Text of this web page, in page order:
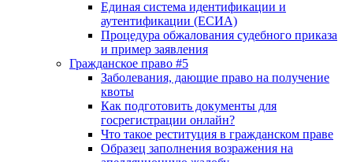
Единая система идентификации и
аутентификации (ЕСИА)
Процедура обжалования судебного приказа
и пример заявления
Гражданское право #5
Заболевания, дающие право на получение
квоты
Как подготовить документы для
госрегистрации онлайн?
Что такое реституция в гражданском праве
Образец заполнения возражения на